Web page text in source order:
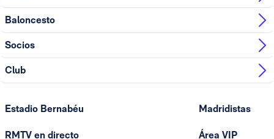
Baloncesto
Socios
Club
Estadio Bernabéu
RMTV en directo
Madridistas
Área VIP